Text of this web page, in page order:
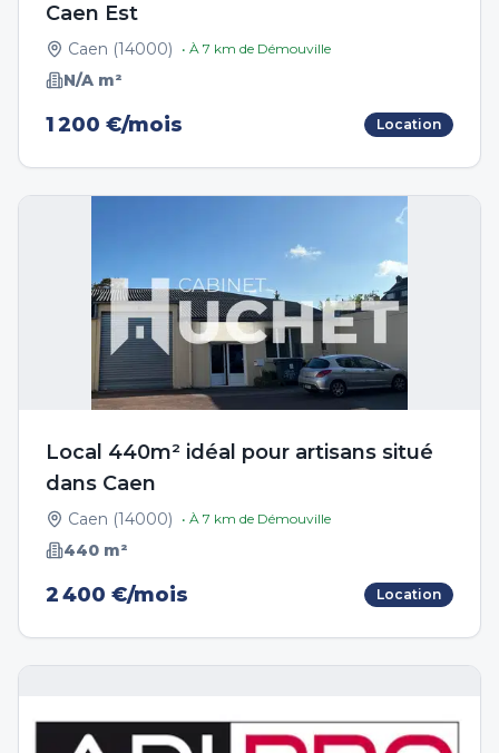
Caen Est
Caen (14000) • À 7 km de Démouville
N/A m²
1 200 €/mois Location
Local 440m² idéal pour artisans situé
dans Caen
Caen (14000) • À 7 km de Démouville
440 m²
2 400 €/mois Location